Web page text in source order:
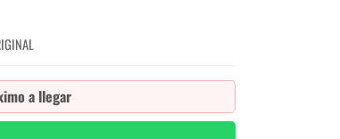
a llegar